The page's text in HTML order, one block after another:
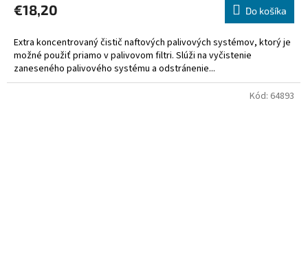
€18,20 Do košíka
Extra koncentrovaný čistič naftových palivových systémov, ktorý je
možné použiť priamo v palivovom filtri. Slúži na vyčistenie
zaneseného palivového systému a odstránenie...
Kód: 64893